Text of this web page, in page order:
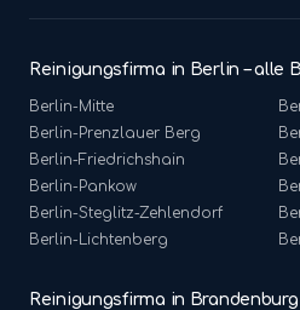
Reinigungsfirma in Berlin – alle
Berlin-Mitte
Berlin-Prenzlauer Berg
Berlin-Friedrichshain
Berlin-Pankow
Berlin-Steglitz-Zehlendorf
Berlin- Lichtenberg
Reinigungsfirma in